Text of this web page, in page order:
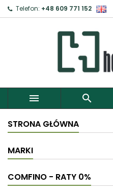
Telefon: +48 609 771 152
 
STRONA GŁÓWNA
MARKI
COMFINO - RATY 0%